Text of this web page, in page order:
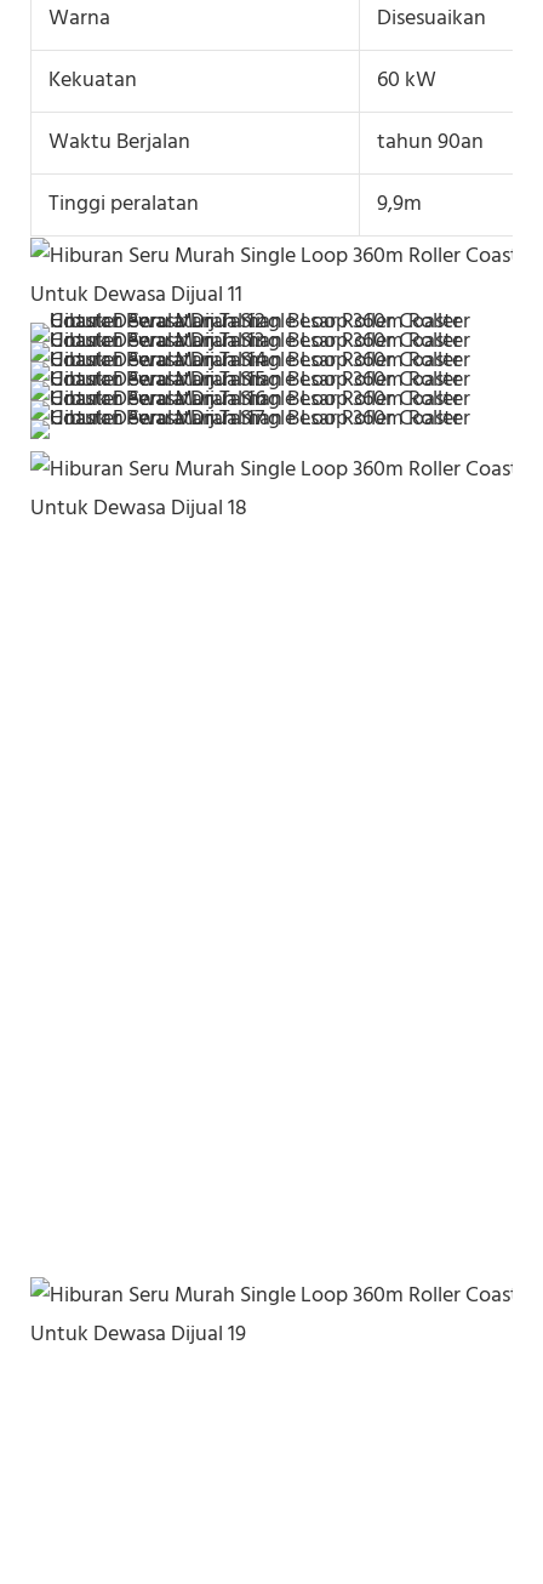
Warna
Disesuaikan
Kekuatan
60 kW
Waktu Berjalan
tahun 90an
Tinggi peralatan
9,9m